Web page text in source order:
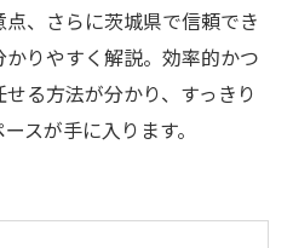
、さらに茨城県で信頼でき
りやすく解説。効率的かつ
る方法が分かり、すっきり
スが手に入ります。